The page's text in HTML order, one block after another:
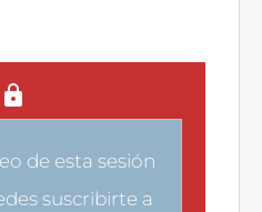
de esta sesión
suscribirte a